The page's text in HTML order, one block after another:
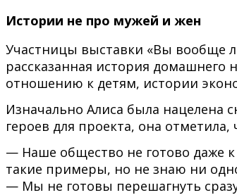
Истории не про мужей и жен
Участницы выставки «Вы вообще
рассказанная история домашнего
отношению к детям, истории
Изначально Алиса была
героев для проекта, она
— Наше общество не готово даже
такие примеры, но не знаю ни
— Мы не готовы перешагнуть